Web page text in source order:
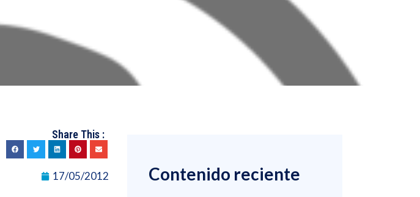
Share This :
17/05/2012 Contenido reciente